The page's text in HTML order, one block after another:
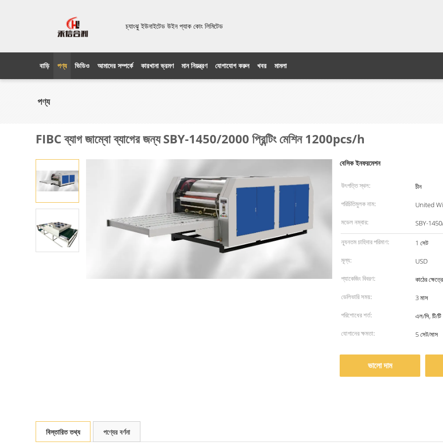
চ্যাংঝু ইউনাইটেড উইন প্যাক কোং লিমিটেড
বাড়ি পণ্য ভিডিও আমাদের সম্পর্কে কারখানা ভ্রমণ মান নিয়ন্ত্রণ যোগাযোগ করুন খবর মামলা
পণ্য
FIBC ব্যাগ জাম্বো ব্যাগের জন্য SBY-1450/2000 প্রিন্টিং মেশিন 1200pcs/h
বেসিক ইনফরমেশন
উৎপত্তি স্থল:
চীন
পরিচিতিমুলক নাম:
United
মডেল নম্বার:
SBY-
ন্যূনতম চাহিদার পরিমাণ:
1 সেট
মূল্য:
USD
প্যাকেজিং বিবরণ:
কাঠের ক্ষেত্রে
ডেলিভারি সময়:
3 মাস
পরিশোধের শর্ত:
এল/সি, টি/টি
যোগানের ক্ষমতা:
5 সেট/মাস
ভালো দাম
বিস্তারিত তথ্য পণ্যের বর্ণনা